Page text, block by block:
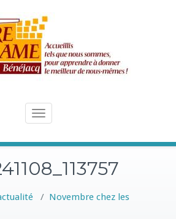
Toggle
/ Novembre chez les